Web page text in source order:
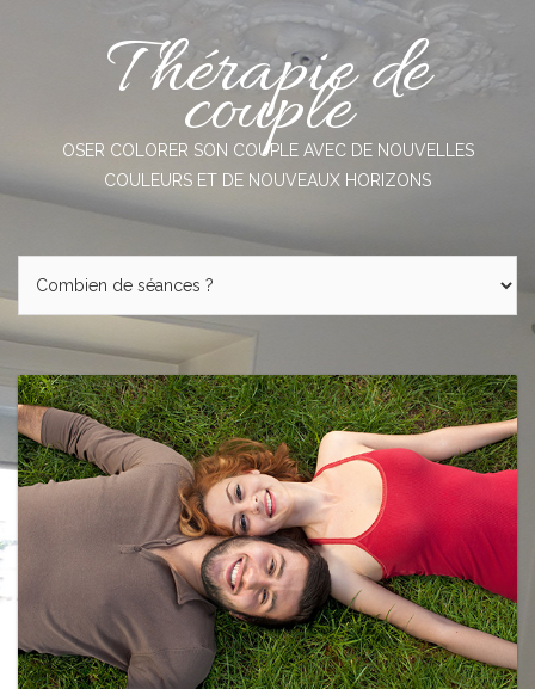
Thérapie de
couple
OSER COLORER SON COUPLE AVEC DE NOUVELLES
COULEURS ET DE NOUVEAUX HORIZONS